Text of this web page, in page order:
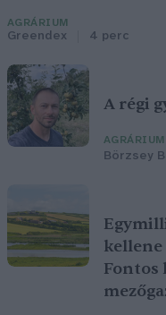
AGRÁRIUM
Greendex 4 perc
A régi
AGRÁRIUM
Börzsey
kellene
Fontos